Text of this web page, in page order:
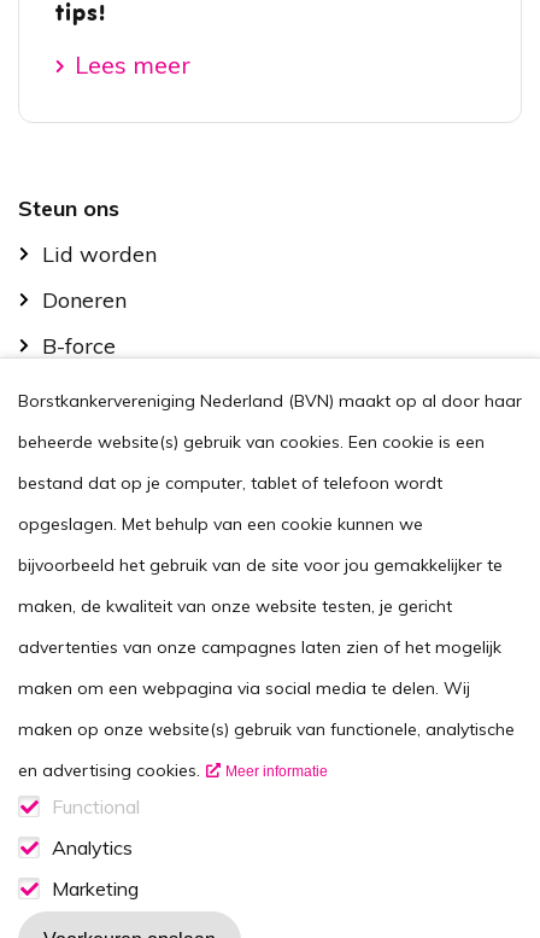
tips!
Lees meer
Footer
Steun ons
Lid worden
Doneren
B-force
Kom in actie
Handig
Stel je vraag
Agenda
Voor zorgverleners
This website in another language
Contactgegevens
Vacatures
Disclaimer
Volg ons op
Borstkankervereniging Nederland (BVN) maakt op al door haar
beheerde website(s) gebruik van cookies. Een cookie is een
bestand dat op je computer, tablet of telefoon wordt
opgeslagen. Met behulp van een cookie kunnen we
bijvoorbeeld het gebruik van de site voor jou gemakkelijker te
maken, de kwaliteit van onze website testen, je gericht
advertenties van onze campagnes laten zien of het mogelijk
maken om een webpagina via social media te delen. Wij
maken op onze website(s) gebruik van functionele, analytische
en advertising cookies.
Meer informatie
Functional
Functionele cookies
Analytics
Analytics consent
Marketing
Marketing consent